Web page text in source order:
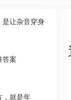
让杂音穿身
答案
，就是年